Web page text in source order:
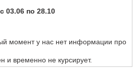
03.06 по 28.10
момент у нас нет информации про
и временно не курсирует.